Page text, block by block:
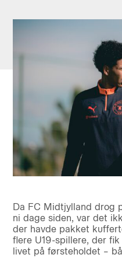
Da FC Midtjylland drog
ni dage siden, var det
der havde pakket
flere U19-spillere, der
livet på førsteholdet –